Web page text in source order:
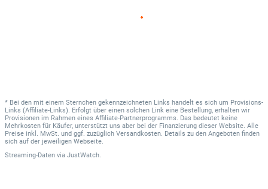
* Bei den mit einem Sternchen gekennzeichneten Links handelt es sich um Provisions-
Links (Affiliate-Links). Erfolgt über einen solchen Link eine Bestellung, erhalten wir
Provisionen im Rahmen eines Affiliate-Partnerprogramms. Das bedeutet keine
Mehrkosten für Käufer, unterstützt uns aber bei der Finanzierung dieser Website. Alle
Preise inkl. MwSt. und ggf. zuzüglich Versandkosten. Details zu den Angeboten finden
sich auf der jeweiligen Webseite.
Streaming-Daten via JustWatch.